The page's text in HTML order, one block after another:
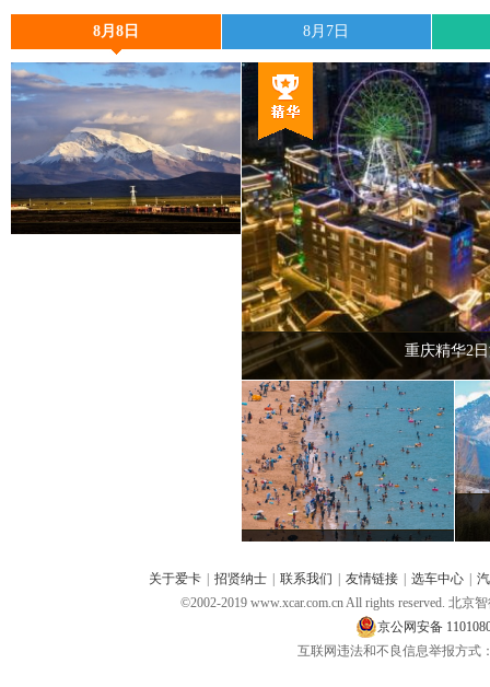
8月8日 8月7日
重庆精华2
关于爱卡 招贤纳士 联系我们 友情链接 选车中心
©2002-2019 www.xcar.com.cn All rights reserved. 北
京公网安备
互联网违法和不良信息举报方式